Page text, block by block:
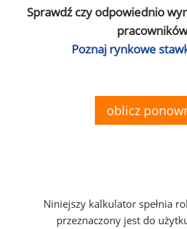
Sprawdź czy odpowiednio
Poznaj rynkowe
oblicz
Niniejszy kalkulator spełnia
przeznaczony jest do